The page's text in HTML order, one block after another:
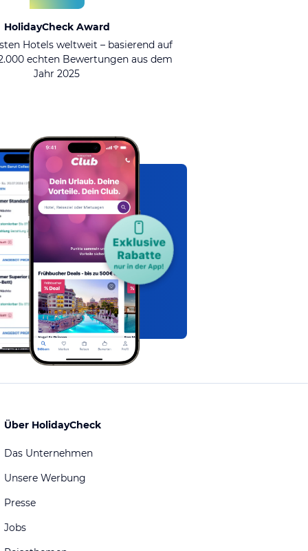
HolidayCheck Award
Hotels weltweit – basierend auf
echten Bewertungen aus dem
Jahr 2025
Über HolidayCheck
Das Unternehmen
Unsere Werbung
Presse
Jobs